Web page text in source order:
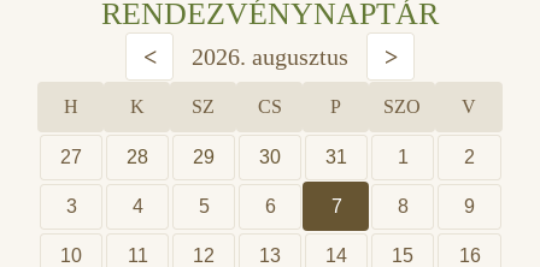
RENDEZVÉNYNAPTÁR
< 2026. augusztus >
H K SZ CS P SZO V
27 28 29 30 31 1 2
3 4 5 6 7 8 9
10 11 12 13 14 15 16